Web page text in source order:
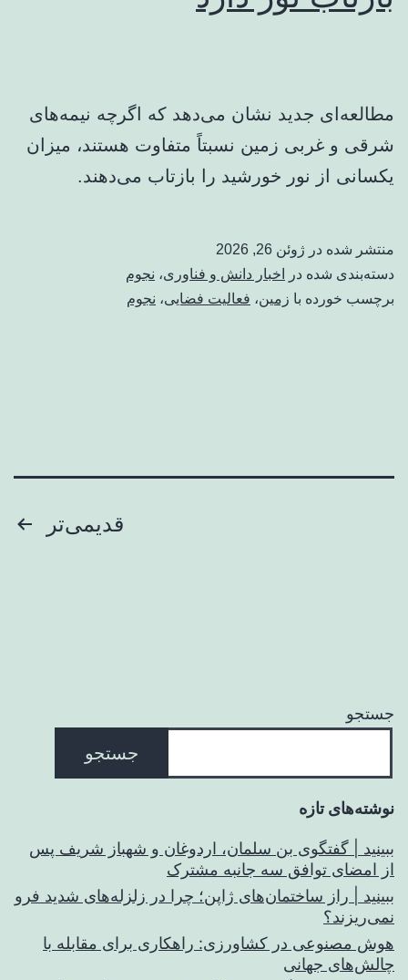
مطالعه‌ای جدید نشان می‌دهد که اگرچه نیمه‌های
شرقی و غربی زمین نسبتاً متفاوت هستند، میزان
یکسانی از نور خورشید را بازتاب می‌دهند.
منتشر شده در ژوئن 26, 2026
دسته‌بندی شده در
اخبار دانش و فناوری، نجوم
برچسب خورده با زمین، فعالیت فضایی، نجوم
قدیمی‌تر
جستجو
جستجو
نوشته‌های تازه
ببینید | گفتگوی بن سلمان، اردوغان و شهباز شریف پس
از امضای توافق سه جانبه مشترک
ببینید | راز ساختمان‌های ژاپن؛ چرا در زلزله‌های شدید فرو
نمی‌ریزند؟
هوش مصنوعی در کشاورزی: راهکاری برای مقابله با
چالش‌های جهانی